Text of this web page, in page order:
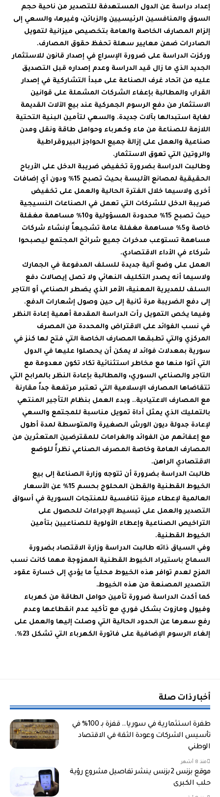
إعداد دراسة عن الدول المستهدفة للتصدير من ناحية حجم
السوق والمنافسين الرئيسيين والزبائن، وغيرها، والسعي إلى
إلزام المصارف الخاصة والعامة بتخصيص ميزانية لتمويل
الصادرات ضمن معايير سهلة تحفظ حقوق المصارف.
وركزت الدراسة على ضرورة الإسراع في إصدار قانون للاستثمار
الجديد الذي ما زال قيد الدراسة وعدم إصداره قبل التصديق
عليه من اتحاد غرف الصناعة على مبدأ التشاركية في إصدار
القرار، والمطالبة بإعفاء الشركات المشملة على قوانين
الاستثمار من دفع الرسوم الجمركية عند بيع الآلات القديمة
لغاية استبدالها بآلات جديدة. والسعي لتأمين البنية التحتية
اللازمة للصناعة من ماء وكهرباء وحوامل طاقة ونقل ومدن
صناعية والعمل على إزالة جميع الحواجز البيروقراطية
والروتين التي تعوق الاستثمار.
وطالبت الدراسة بضرورة تخفيض ضريبة الدخل على الأرباح
الحقيقية لمصانع الألبسة بحيث تصبح 15% ودون أي إضافات
أخرى ولاسيما خلال الفترة الحالية والعمل على تخفيض
ضريبة الدخل للشركات التي تعمل في الصناعات النسيجية
حيث تصبح 15% محدودة المسؤولية و10% مساهمة مغفلة
خاصة و5% مساهمة مغفلة عامة تشجيعاً لإنشاء شركات
مساهمة تستوعب مدخرات جميع شرائح المجتمع ليصبحوا
شركاء في الأداء الاقتصادي.
العمل على وضع آلية جديدة للسلف المدفوعة في الجمارك
ولاسيما أنه يصدر التكليف النهائي ولا تصل إيصالات دفع
السلف للمديرية المعنية، الأمر الذي يضطر الصناعي أو التاجر
إلى دفع الضريبة مرة ثانية إلى حين وصول إشعارات الدفع.
وفيما يخص التمويل رأت الدراسة المقدمة أهمية إعادة النظر
في نسب الفوائد على الاقتراض والمحددة من المصرف
المركزي والتي تطبقها المصارف الخاصة التي فتح لها كنز في
سورية بمعدلات فوائد لا يمكن أن يحصلوا عليها في الدول
التي أتوا منها مع مخاطر استثنائية تكاد تكون معدومة مع
التاجر والصناعي السوري، والمطالبة بإعادة النظر بالمرابح التي
تتقاضاها المصارف الإسلامية التي تعتبر مرتفعة جداً مقارنة
مع المصارف الاعتيادية.. وبدء العمل بنظام التأجير المنتهي
بالتمليك الذي يمثل أداة تمويل مناسبة للمجتمع والسعي
لإعادة جدولة ديون الورش الصغيرة والمتوسطة لمدة أطول
مع إعفائهم من الفوائد والغرامات للمقترضين المتعثرين من
المصارف العامة وخاصة المصرف الصناعي نظراً للوضع
الاقتصادي الراهن.
طالبت الدراسة بضرورة أن تتوجه وزارة الصناعة إلى بيع
الخيوط القطنية والقطن المحلوج بحسم 15% عن الأسعار
العالمية لإعطاء ميزة تنافسية للمنتجات السورية في أسواق
التصدير والعمل على تبسيط الإجراءات للحصول على
التراخيص الصناعية وإعطاء الأولوية للصناعيين بتأمين
الخيوط القطنية.
وفي السياق ذاته طالبت الدراسة وزارة الاقتصاد بضرورة
السماح باستيراد الخيوط القطنية الممزوجة مهما كانت نسب
المزج لعدم توافر هذه الخيوط محلياً ما يؤدي إلى خسارة عقود
التصدير المصنعة من هذه الخيوط.
كما أكدت الدراسة ضرورة تأمين حوامل الطاقة من كهرباء
وفيول ومازوت بشكل فوري مع تأكيد عدم انقطاعها وعدم
رفع سعرها عن الحدود الحالية التي وصلت إليها والعمل على
إلغاء الرسوم الإضافية على فاتورة الكهرباء التي تشكل 23%.
أخبار ذات صلة
طفرة استثمارية في سوريا.. قفزة بـ 100% في
تأسيس الشركات وعودة الثقة في الاقتصاد
الوطني
منذ 8 أشهر
موقع بزنس 2بزنس ينشر تفاصيل مشروع رؤية
حلب الكبرى